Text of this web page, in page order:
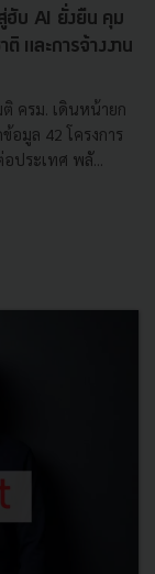
ฮับ AI ยั่งยืน คุม
และการจ้างงาน
ครม. เดินหน้ายก
อมูล 42 โครงการ
ประเทศ พลั...